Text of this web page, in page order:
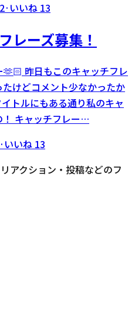
· いいね 13
レーズ募集！
昨日もこのキャッチフレ
けどコメント少なかったか
トルにもある通り私のキャ
！ キャッチフレー…
· いいね 13
アクション・投稿などのフ